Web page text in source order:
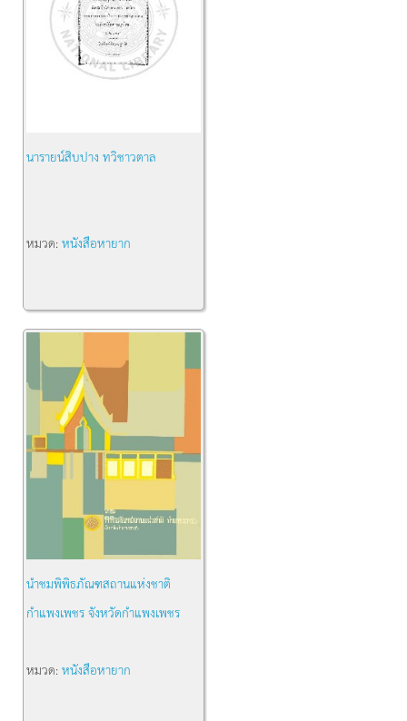
นารายน์สิบปาง ทวิชาวตาล
หมวด:หนังสือหายาก
นำชมพิพิธภัณฑสถานแห่งชาติ
กำแพงเพชร จังหวัดกำแพงเพชร
หมวด:หนังสือหายาก